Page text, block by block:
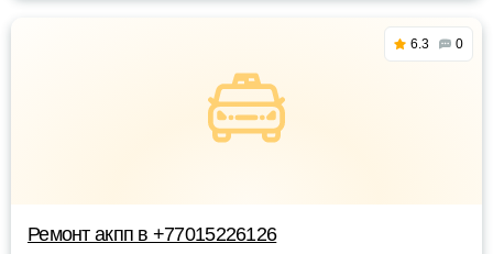
6.3 0
Ремонт акпп в +77015226126